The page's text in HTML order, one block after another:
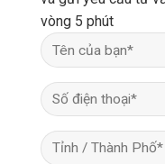
vòng 5 phút